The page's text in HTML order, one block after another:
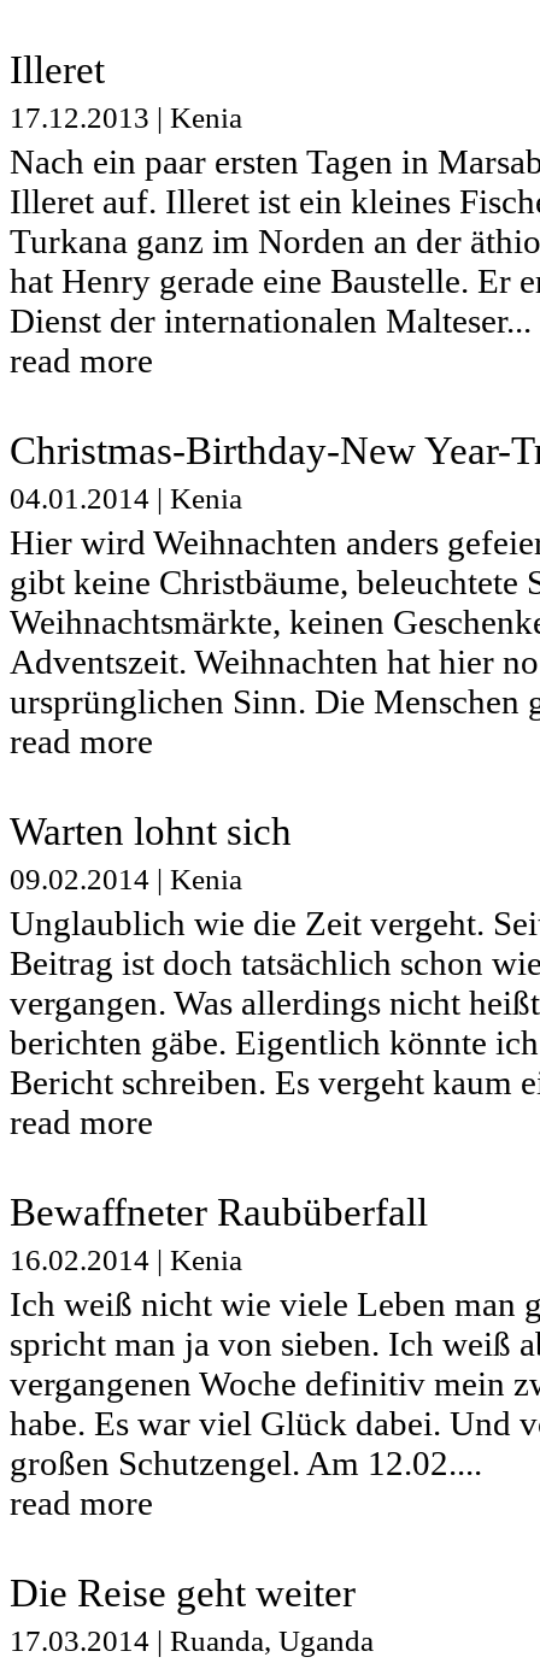
Illeret
17.12.2013 | Kenia
Nach ein paar ersten Tagen in
Illeret auf. Illeret ist ein kleines
Turkana ganz im Norden an der
hat Henry gerade eine Baustelle. Er
Dienst der internationalen Malteser...
read more
Christmas-Birthday-New Year-
04.01.2014 | Kenia
Hier wird Weihnachten anders
gibt keine Christbäume, beleuchtete
Weihnachtsmärkte, keinen
Adventszeit. Weihnachten hat hier
ursprünglichen Sinn. Die Menschen
read more
Warten lohnt sich
09.02.2014 | Kenia
Unglaublich wie die Zeit vergeht.
Beitrag ist doch tatsächlich schon
vergangen. Was allerdings nicht
berichten gäbe. Eigentlich könnte
Bericht schreiben. Es vergeht kaum
read more
Bewaffneter Raubüberfall
16.02.2014 | Kenia
Ich weiß nicht wie viele Leben man
spricht man ja von sieben. Ich weiß
vergangenen Woche definitiv mein
habe. Es war viel Glück dabei. Und
großen Schutzengel. Am 12.02....
read more
Die Reise geht weiter
17.03.2014 | Ruanda, Uganda